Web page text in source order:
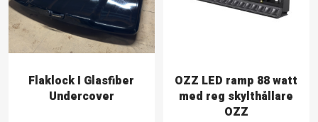
Flaklock I Glasfiber
Undercover
OZZ LED ramp 88 watt
med reg skylthållare
OZZ